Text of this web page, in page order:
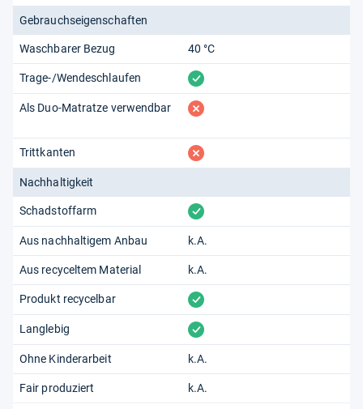
Gebrauchseigenschaften
Waschbarer Bezug 40 °C
Trage-/Wendeschlaufen vorhanden
Als Duo-Matratze verwendbar fehlt
Trittkanten fehlt
Nachhaltigkeit
Schadstoffarm vorhanden
Aus nachhaltigem Anbau k.A.
Aus recyceltem Material k.A.
Produkt recycelbar vorhanden
Langlebig vorhanden
Ohne Kinderarbeit k.A.
Fair produziert k.A.